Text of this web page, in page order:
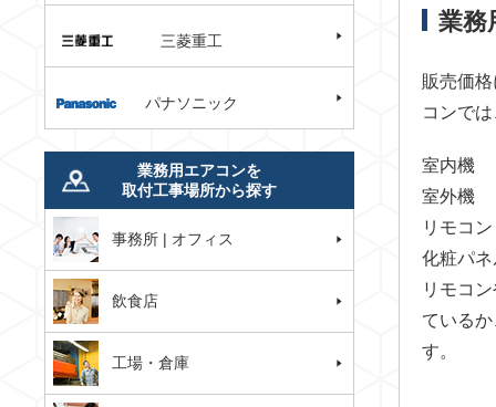
業務
販売価
コンで
室内機
室外機
リモコン
化粧パネ
リモコ
ている
す。
三菱重工
パナソニック
業務用エアコンを
取付工事場所から探す
事務所 | オフィス
飲食店
工場・倉庫